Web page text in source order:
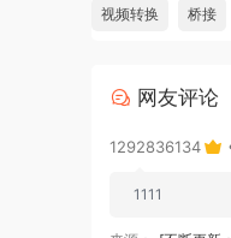
视频转换 桥接
网友评论
1292836134
1111